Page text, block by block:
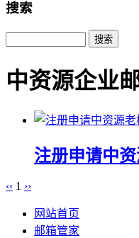
搜索
Search
中资源企业
注册申请中
‹‹ 1 ››
网站首页
邮箱管家